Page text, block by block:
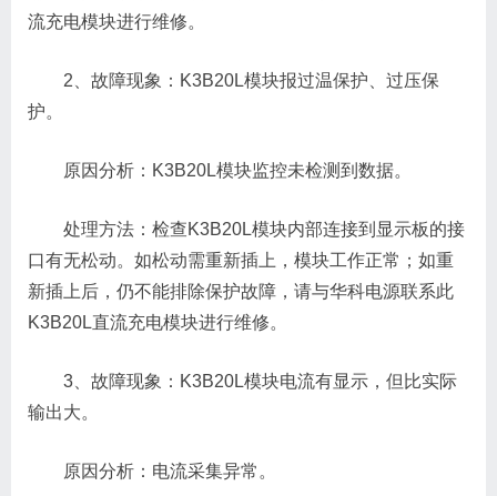
流充电模块进行维修。
2、故障现象：K3B20L模块报过温保护、过压保
护。
原因分析：K3B20L模块监控未检测到数据。
处理方法：检查K3B20L模块内部连接到显示板的接
口有无松动。如松动需重新插上，模块工作正常；如重
新插上后，仍不能排除保护故障，请与华科电源联系此
K3B20L直流充电模块进行维修。
3、故障现象：K3B20L模块电流有显示，但比实际
输出大。
原因分析：电流采集异常。